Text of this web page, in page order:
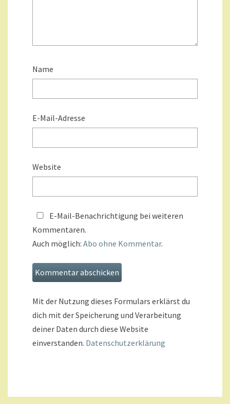
Name
E-Mail-Adresse
Website
E-Mail-Benachrichtigung bei weiteren
Kommentaren.
Auch möglich: Abo ohne Kommentar.
Mit der Nutzung dieses Formulars erklärst du
dich mit der Speicherung und Verarbeitung
deiner Daten durch diese Website
einverstanden. Datenschutzerklärung